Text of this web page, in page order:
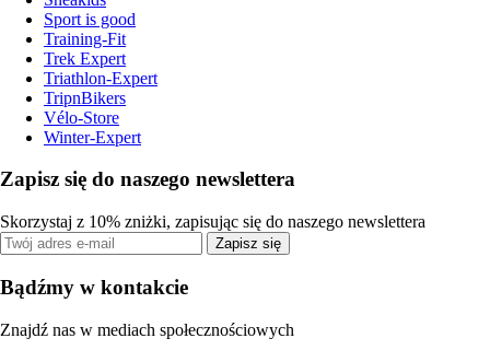
Sport is good
Training-Fit
Trek Expert
Triathlon-Expert
TripnBikers
Vélo-Store
Winter-Expert
Zapisz się do naszego newslettera
Skorzystaj z 10% zniżki, zapisując się do naszego newslettera
Zapisz się
Bądźmy w kontakcie
Znajdź nas w mediach społecznościowych